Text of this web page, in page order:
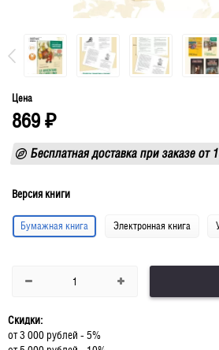
Цена
869 ₽
Бесплатная доставка при заказе от
Версия книги
Бумажная книга Электронная книга
Скидки:
от 3 000 рублей - 5%